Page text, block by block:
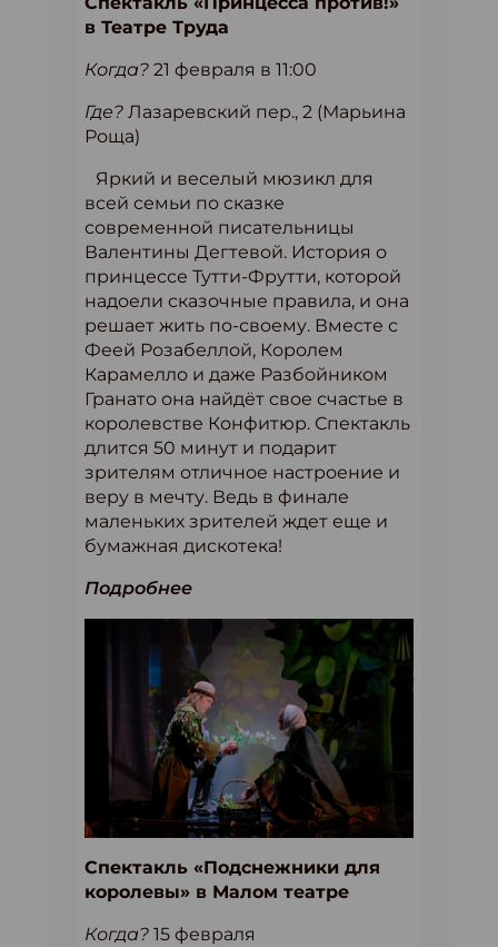
в Театре Труда
Когда? 21 февраля в 11:00
Где? Лазаревский пер., 2 (Марьина
Роща)
Яркий и веселый мюзикл для
всей семьи по сказке
современной писательницы
Валентины Дегтевой. История о
принцессе Тутти-Фрутти, которой
надоели сказочные правила, и она
решает жить по-своему. Вместе с
Феей Розабеллой, Королем
Карамелло и даже Разбойником
Гранато она найдёт свое счастье в
королевстве Конфитюр. Спектакль
длится 50 минут и подарит
зрителям отличное настроение и
веру в мечту. Ведь в финале
маленьких зрителей ждет еще и
бумажная дискотека!
Подробнее
Спектакль «Подснежники для
королевы» в Малом театре
Когда? 15 февраля